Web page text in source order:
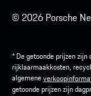
© 2026 Porsche
* De getoonde prijzen
rijklaarmaakkosten,
algemene
getoonde prijzen zijn